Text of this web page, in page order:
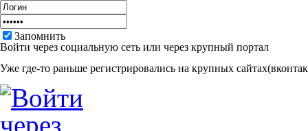
Запомнить
Войти через социальную сеть или через крупный портал
Уже где-то раньше регистрировались на крупных